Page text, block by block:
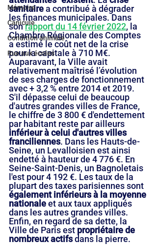
Mémoire
Canicule
Condition animale
Rue aux écoles
sanitaire a contribué à dégrader
les finances municipales. Dans
son rapport du 14 février 2022, la
Chambre Régionale des Comptes
a estimé le coût net de la crise
pour la capitale à 710 M€.
Auparavant, la Ville avait
relativement maîtrisé l’évolution
de ses charges de fonctionnement
avec + 3,2 % entre 2014 et 2019.
S'il dépasse celui de beaucoup
d'autres grandes villes de France,
le chiffre de 3 800 € d'endettement
par habitant reste par ailleurs
inférieur à celui d'autres villes
franciliennes. Dans les Hauts-de-
Seine, un Levalloisien est ainsi
endetté à hauteur de 4 776 €. En
Seine-Saint-Denis, un Bagnoletais
l'est pour 4 192 €. Les taux de la
plupart des taxes parisiennes sont
également inférieurs à la moyenne
nationale et aux taux appliqués
dans les autres grandes villes.
Enfin, en regard de sa dette, la
Ville de Paris est propriétaire de
nombreux actifs dans la pierre.